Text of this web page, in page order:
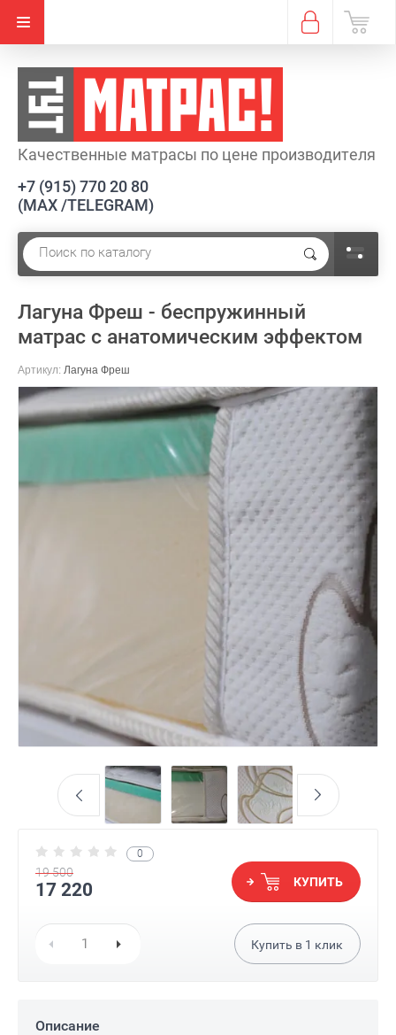
Качественные матрасы по цене производителя
+7 (915) 770 20 80
(MAX /TELEGRAM)
Лагуна Фреш - беспружинный
матрас с анатомическим эффектом
Артикул: Лагуна Фреш
0
19 500
17 220 КУПИТЬ
Купить в 1 клик
Описание